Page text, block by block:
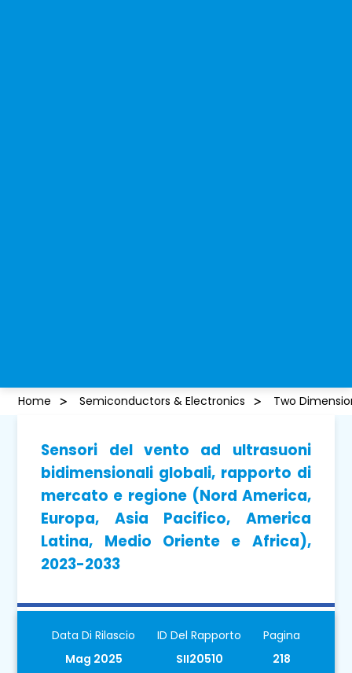
Home Semiconductors & Electronics Two
Sensori del vento ad ultrasuoni
bidimensionali globali, rapporto di
mercato e regione (Nord America,
Europa, Asia Pacifico, America
Latina, Medio Oriente e Africa),
2023-2033
Data Di Rilascio
Mag 2025
ID Del Rapporto
SII20510
Pagina
218